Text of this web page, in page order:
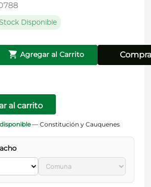
Stock Disponible
Agregar al Carrito
al carrito
— Constitución y Cauquenes